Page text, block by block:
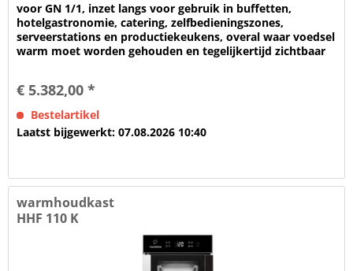
voor GN 1/1, inzet langs voor gebruik in buffetten,
hotelgastronomie, catering, zelfbedieningszones,
serveerstations en productiekeukens, overal waar voedsel
warm moet worden gehouden en tegelijkertijd zichtbaar
€ 5.382,00 *
Bestelartikel
Laatst bijgewerkt: 07.08.2026 10:40
warmhoudkast
HHF 110 K